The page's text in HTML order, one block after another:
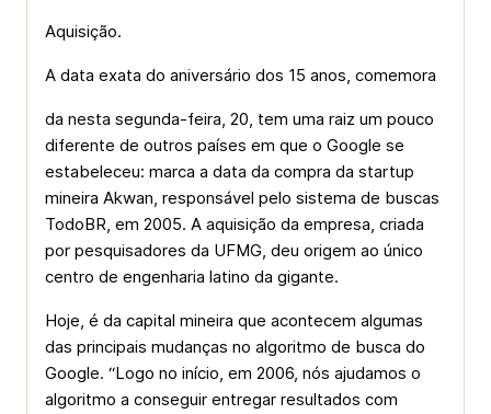
Aquisição.
A data exata do aniversário dos 15 anos, comemora
da nesta segunda-feira, 20, tem uma raiz um pouco
diferente de outros países em que o Google se
estabeleceu: marca a data da compra da startup
mineira Akwan, responsável pelo sistema de buscas
TodoBR, em 2005. A aquisição da empresa, criada
por pesquisadores da UFMG, deu origem ao único
centro de engenharia latino da gigante.
Hoje, é da capital mineira que acontecem algumas
das principais mudanças no algoritmo de busca do
Google. “Logo no início, em 2006, nós ajudamos o
algoritmo a conseguir entregar resultados com